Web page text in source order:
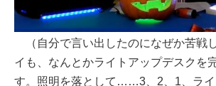
（自分で言い出したのになぜか苦戦
イも、なんとかライトアップデスクを
す。照明を落として……3、2、1、ライ